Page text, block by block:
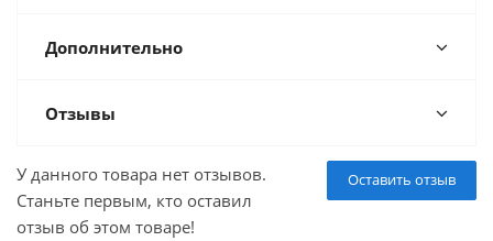
Дополнительно
Отзывы
Оставить отзыв
У данного товара нет отзывов.
Станьте первым, кто оставил
отзыв об этом товаре!